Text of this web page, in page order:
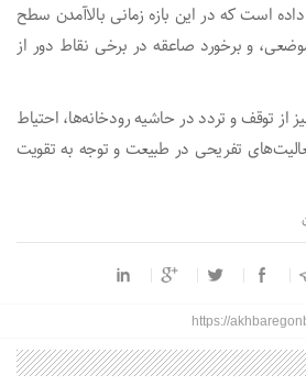
است که در این بازه زمانی بالاآمدن سطح
و برخورد صاعقه در برخی نقاط دور از
از توقف و تردد در حاشیه رودخانه‌ها، احتیاط
تفریحی در طبیعت و توجه به تقویت
https://